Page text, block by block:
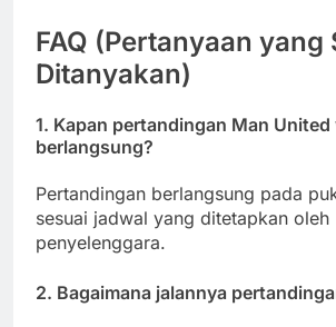
FAQ (Pertanyaan yang
Ditanyakan)
1. Kapan pertandingan Man United
berlangsung?
Pertandingan berlangsung pada
sesuai jadwal yang ditetapkan oleh
penyelenggara.
2. Bagaimana jalannya